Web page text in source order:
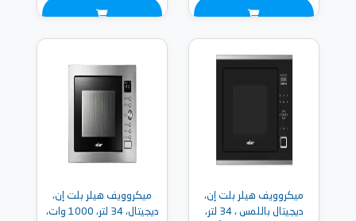
ميكروويف هيلر بلت إن،
ديجيتال باللمس ، 34 لتر،
ميكروويف هيلر بلت إن،
ديجيتال، 34 لتر، 1000 وات،